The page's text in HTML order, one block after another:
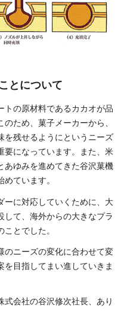
とについて
トの原材料であるカカオが品
ため、菓子メーカーから、
を残せるようにというニーズ
要になっています。また、米
あゆみを進めてきた谷沢菓機
ています。
ーに対応していくために、大
して、海外からの大きなプラ
とでした。
のニーズの変化に合わせて変
目指してまい進していきま
式会社の谷沢修次社長、あり